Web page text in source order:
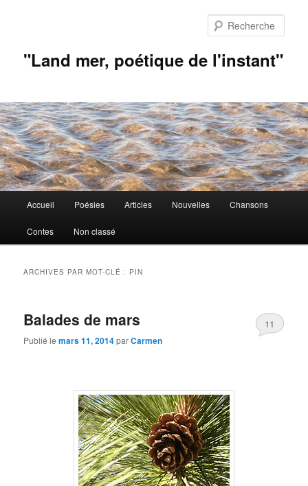
"Land mer, poétique de l'instant"
principal
Accueil Poésies Articles Nouvelles Chansons
Contes Non classé
ARCHIVES PAR MOT-CLÉ : PIN
Balades de mars
Publié lemars 11, 2014parCarmen
11